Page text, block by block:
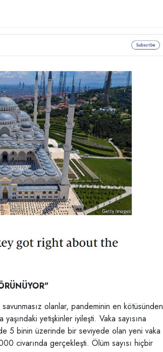
olanlar, pandeminin en kötüsünden
yaşındaki yetişkinler iyileşti. Vaka sayısına
5 binin üzerinde bir seviyede olan yeni vaka
civarında gerçekleşti. Ölüm sayısı hiçbir